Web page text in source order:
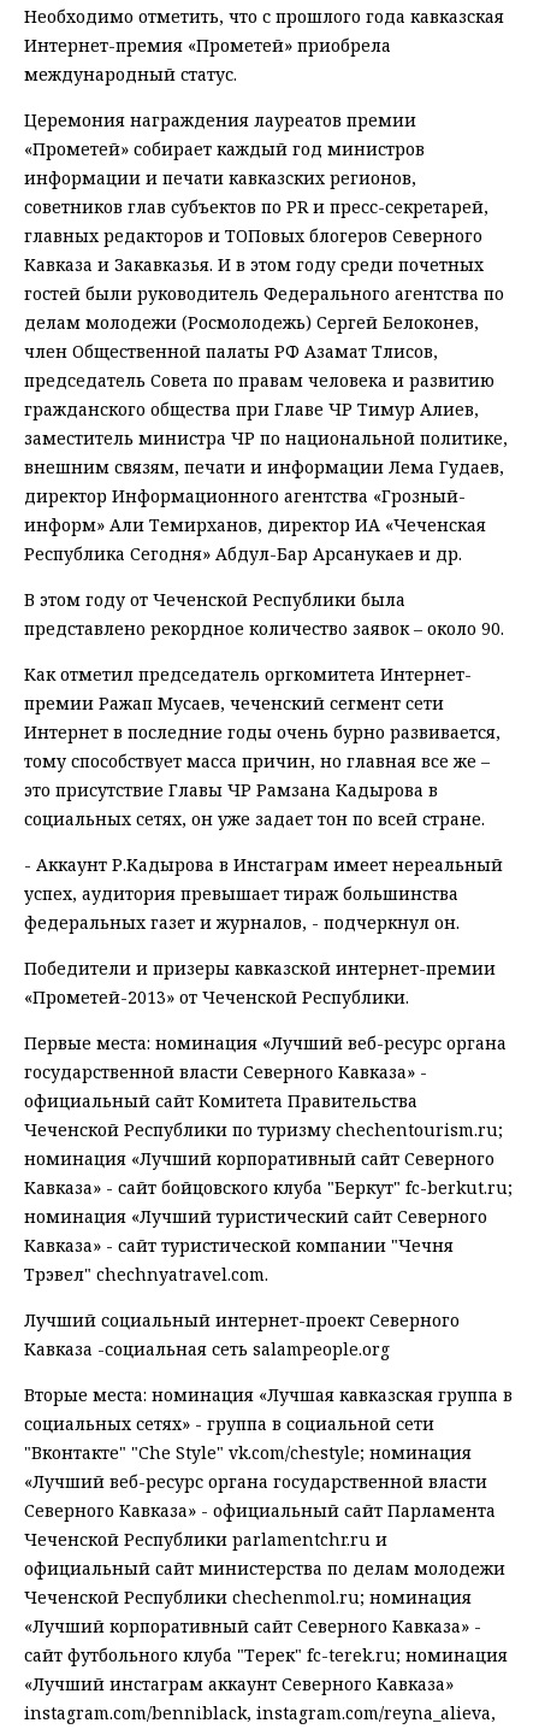
Необходимо отметить, что с прошлого года кавказская
Интернет-премия «Прометей» приобрела
международный статус.
Церемония награждения лауреатов премии
«Прометей» собирает каждый год министров
информации и печати кавказских регионов,
советников глав субъектов по PR и пресс-секретарей,
главных редакторов и ТОПовых блогеров Северного
Кавказа и Закавказья. И в этом году среди почетных
гостей были руководитель Федерального агентства по
делам молодежи (Росмолодежь) Сергей Белоконев,
член Общественной палаты РФ Азамат Тлисов,
председатель Совета по правам человека и развитию
гражданского общества при Главе ЧР Тимур Алиев,
заместитель министра ЧР по национальной политике,
внешним связям, печати и информации Лема Гудаев,
директор Информационного агентства «Грозный-
информ» Али Темирханов, директор ИА «Чеченская
Республика Сегодня» Абдул-Бар Арсанукаев и др.
В этом году от Чеченской Республики была
представлено рекордное количество заявок – около 90.
Как отметил председатель оргкомитета Интернет-
премии Ражап Мусаев, чеченский сегмент сети
Интернет в последние годы очень бурно развивается,
тому способствует масса причин, но главная все же –
это присутствие Главы ЧР Рамзана Кадырова в
социальных сетях, он уже задает тон по всей стране.
- Аккаунт Р.Кадырова в Инстаграм имеет нереальный
успех, аудитория превышает тираж большинства
федеральных газет и журналов, - подчеркнул он.
Победители и призеры кавказской интернет-премии
«Прометей-2013» от Чеченской Республики.
Первые места: номинация «Лучший веб-ресурс органа
государственной власти Северного Кавказа» -
официальный сайт Комитета Правительства
Чеченской Республики по туризму chechentourism.ru;
номинация «Лучший корпоративный сайт Северного
Кавказа» - сайт бойцовского клуба "Беркут" fc-berkut.ru;
номинация «Лучший туристический сайт Северного
Кавказа» - сайт туристической компании "Чечня
Трэвел" chechnyatravel.com.
Лучший социальный интернет-проект Северного
Кавказа -социальная сеть salampeople.org
Вторые места: номинация «Лучшая кавказская группа в
социальных сетях» - группа в социальной сети
"Вконтакте" "Che Style" vk.com/chestyle; номинация
«Лучший веб-ресурс органа государственной власти
Северного Кавказа» - официальный сайт Парламента
Чеченской Республики parlamentchr.ru и
официальный сайт министерства по делам молодежи
Чеченской Республики chechenmol.ru; номинация
«Лучший корпоративный сайт Северного Кавказа» -
сайт футбольного клуба "Терек" fc-terek.ru; номинация
«Лучший инстаграм аккаунт Северного Кавказа»
instagram.com/benniblack, instagram.com/reyna_alieva,